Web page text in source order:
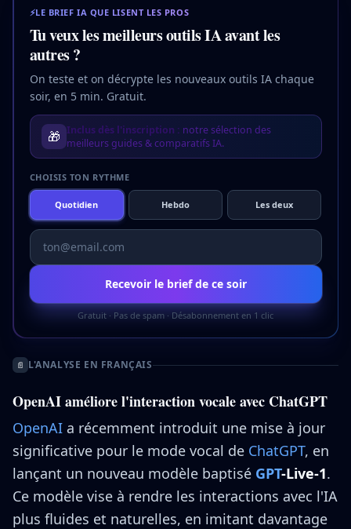
⚡LE BRIEF IA QUE LISENT LES PROS
Tu veux les meilleurs outils IA avant les
autres ?
On teste et on décrypte les nouveaux outils IA chaque
soir, en 5 min. Gratuit.
🎁 Inclus dès l'inscription : notre sélection des
meilleurs guides & comparatifs IA.
CHOISIS TON RYTHME
Quotidien Hebdo Les deux
Recevoir le brief de ce soir
Gratuit · Pas de spam · Désabonnement en 1 clic
📄 L'ANALYSE EN FRANÇAIS
OpenAI améliore l'interaction vocale avec ChatGPT
OpenAI a récemment introduit une mise à jour
significative pour le mode vocal de ChatGPT, en
lançant un nouveau modèle baptisé GPT-Live-1.
Ce modèle vise à rendre les interactions avec l'IA
plus fluides et naturelles, en imitant davantage